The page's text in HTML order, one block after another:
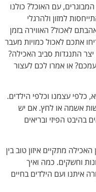
עם האוכל? כולנו
למזון ולהרגלי
לאכול? האווירה בזמן
אתכם לאכול כמויות מעבר
התנגדות סביב האכילה?
או אמרו לכם לעצור
כלפי עצמנו וכלפי הילדים.
אשמה או לחץ. אם יש
בהיבט הפיזי ובריאים
מתקיים איזון טוב בין
וחשקים. כמה ואיך
איתנו ועם הילדים בחיים